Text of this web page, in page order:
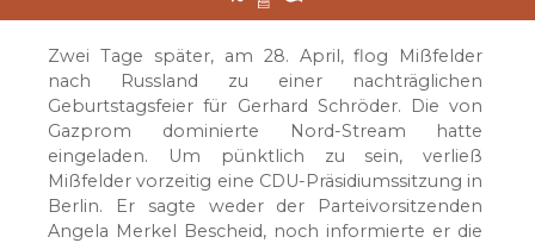
Zwei Tage später, am 28. April, flog Mißfelder
nach Russland zu einer nachträglichen
Geburtstagsfeier für Gerhard Schröder. Die von
Gazprom dominierte Nord-Stream hatte
eingeladen. Um pünktlich zu sein, verließ
Mißfelder vorzeitig eine CDU-Präsidiumssitzung in
Berlin. Er sagte weder der Parteivorsitzenden
Angela Merkel Bescheid, noch informierte er die